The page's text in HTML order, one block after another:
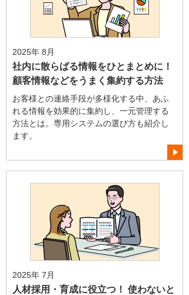
2025年 8月
社内に散らばる情報をひとまとめに！
顧客情報などをうまく集約する方法
お客様との連絡手段が多様化する中、あふ
れる情報を効果的に集約し、一元管理する
方法とは。専用システムの選び方も紹介し
ます。
2025年 7月
人材採用・育成に役立つ！ 使わないと